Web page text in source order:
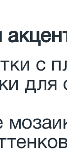
с
для